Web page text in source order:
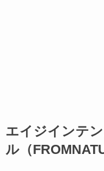
エイジインテ
ル（